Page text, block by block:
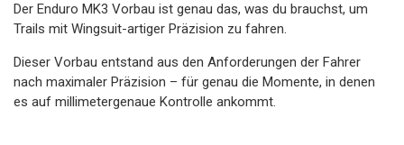
Der Enduro MK3 Vorbau ist genau das, was du brauchst, um
Trails mit Wingsuit-artiger Präzision zu fahren.
Dieser Vorbau entstand aus den Anforderungen der Fahrer
nach maximaler Präzision – für genau die Momente, in denen
es auf millimetergenaue Kontrolle ankommt.